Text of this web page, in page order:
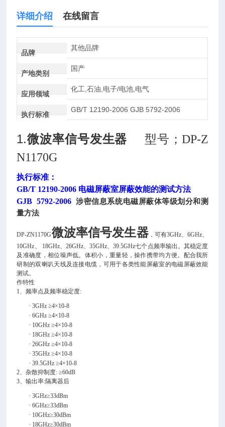
详细介绍 在线留言
品牌
其他品牌
产地类别
国产
应用领域
化工,石油,电子/电池,电气
执行标准
GB/T 12190-2006 GJB 5792-2006
1.微波率信号发生器 型号；DP-Z
N1170G
执行标准：
GB/T 12190-2006 电磁屏蔽室屏蔽效能的测试方法
GJB 5792-2006涉密信息系统电磁屏蔽体等级划分和测
量方法
DP-ZN1170G微波率信号发生器，可有3GHz、6GHz、
10GHz、 18GHz、26GHz、35GHz、39.5GHz七个点频率输出。其稳定度
及准确度，相位噪声低。体积小，重量轻，操作携带均方便。配合我所
研制的双喇叭天线及连接电缆，可用于各类性能屏蔽室的电磁屏蔽效能
测试。
作特性
1、频率点及频率稳定度:
·3GHz ≥4×10-8
·6GHz ≥4×10-8
· 10GHz ≥4×10-8
· 18GHz ≥4×10-8
·26GHz ≥4×10-8
·35GHz ≥4×10-8
·39.5GHz ≥4×10-8
2、杂散抑制度: ≥60dB
3、输出率:隔离器后
·3GHz≥33dBm
·6GHz≥33dBm
· 10GHz≥30dBm
· 18GHz≥30dBm